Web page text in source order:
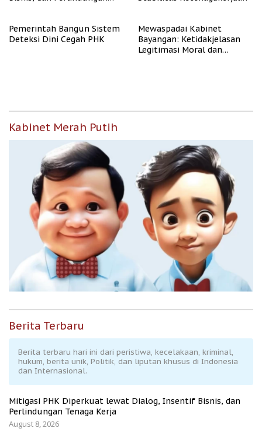
Pemerintah Bangun Sistem
Deteksi Dini Cegah PHK
Mewaspadai Kabinet
Bayangan: Ketidakjelasan
Legitimasi Moral dan
Kabinet Merah Putih
Berita Terbaru
Berita terbaru hari ini dari peristiwa, kecelakaan, kriminal,
hukum, berita unik, Politik, dan liputan khusus di Indonesia
dan Internasional.
Mitigasi PHK Diperkuat lewat Dialog, Insentif Bisnis, dan
Perlindungan Tenaga Kerja
August 8, 2026